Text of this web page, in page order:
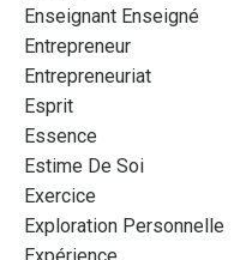
Enseignant Enseigné
Entrepreneur
Entrepreneuriat
Esprit
Essence
Estime De Soi
Exercice
Exploration Personnelle